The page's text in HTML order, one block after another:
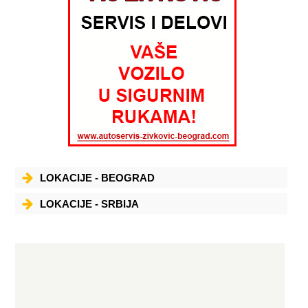
LOKACIJE - BEOGRAD
LOKACIJE - SRBIJA